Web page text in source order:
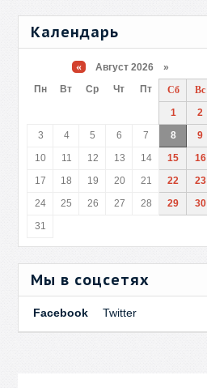
Календарь
« Август 2026 »
Пн
Вт Ср Чт Пт Сб
Вс
1
2
3
4 5 6 7 8
9
10
11 12 13 14 15
16
17
18 19 20 21 22
23
24
25 26 27 28 29
30
31
Мы в соцсетях
Facebook Twitter